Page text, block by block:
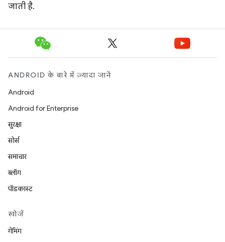
जाती है.
ANDROID के बारे में ज़्यादा जानें
Android
Android for Enterprise
सुरक्षा
सोर्स
समाचार
ब्लॉग
पॉडकास्ट
खोजें
गेमिंग